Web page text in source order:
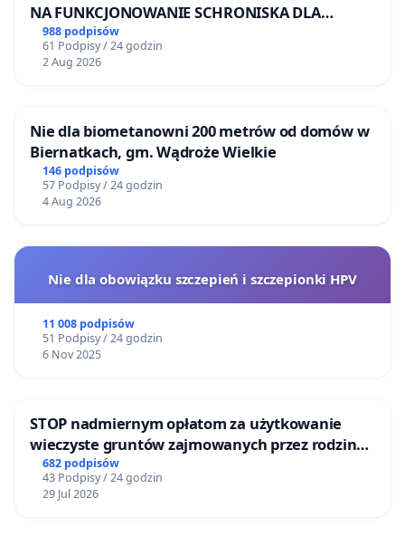
NA FUNKCJONOWANIE SCHRONISKA DLA
BEZDOMNYCH ZWIERZĄT W SKARYSZEWIE
988 podpisów
61 Podpisy / 24 godzin
2 Aug 2026
Nie dla biometanowni 200 metrów od domów w
Biernatkach, gm. Wądroże Wielkie
146 podpisów
57 Podpisy / 24 godzin
4 Aug 2026
Nie dla obowiązku szczepień i szczepionki HPV
11 008 podpisów
51 Podpisy / 24 godzin
6 Nov 2025
STOP nadmiernym opłatom za użytkowanie
wieczyste gruntów zajmowanych przez rodzinne
ogrody działkowe.
682 podpisów
43 Podpisy / 24 godzin
29 Jul 2026